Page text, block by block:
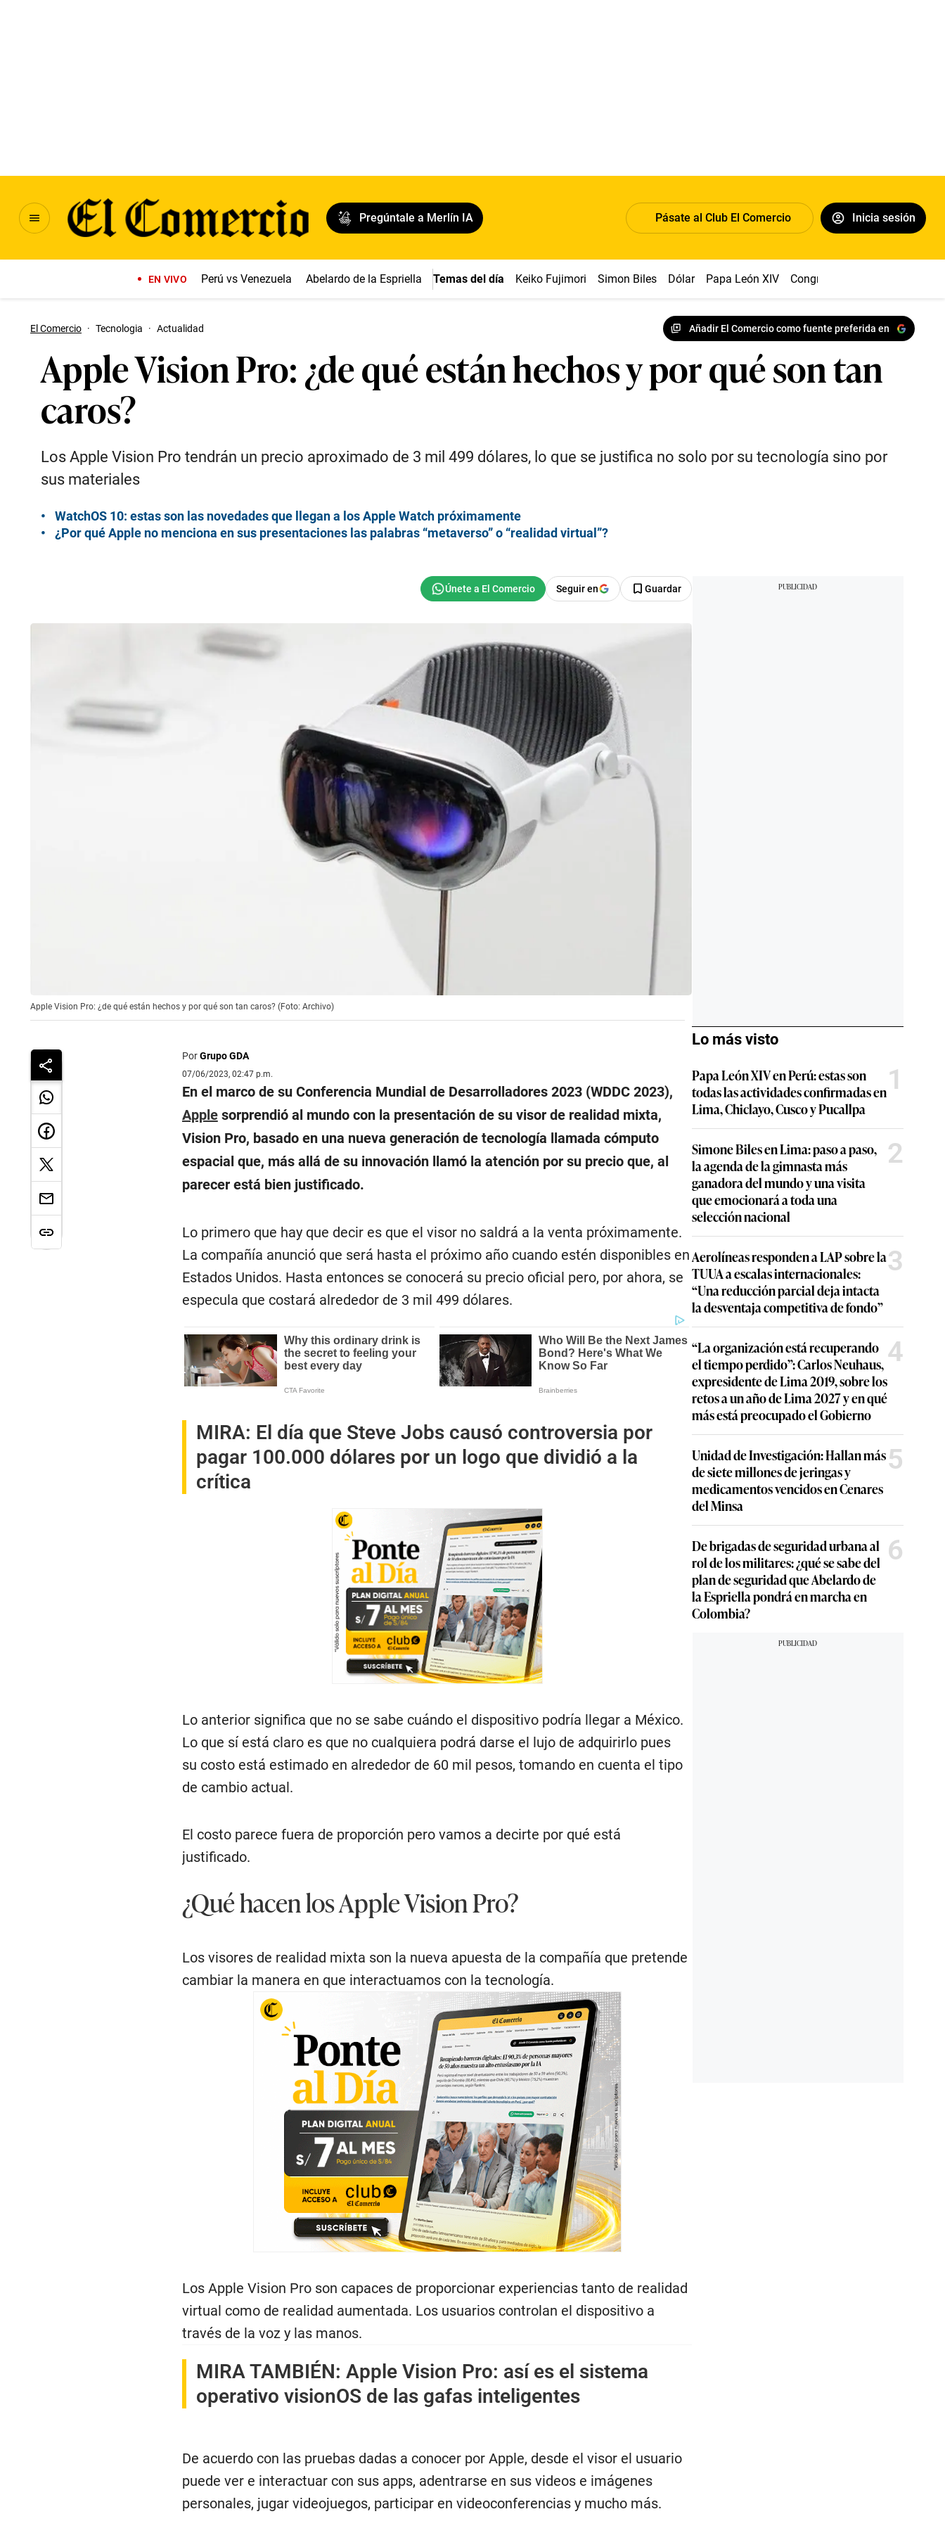
Pregúntale a Merlín IA Pásate al Club El Comercio Inicia sesión
EN VIVO Perú vs Venezuela Abelardo de la Espriella Temas del día Keiko Fujimori Simon Biles Dólar Papa León XIV Congreso
El Comercio · Tecnologia · Actualidad Añadir El Comercio como fuente preferida en
Apple Vision Pro: ¿de qué están hechos y por qué son tan
caros?
Los Apple Vision Pro tendrán un precio aproximado de 3 mil 499 dólares, lo que se justifica no solo por su tecnología sino por
sus materiales
WatchOS 10: estas son las novedades que llegan a los Apple Watch próximamente
¿Por qué Apple no menciona en sus presentaciones las palabras “metaverso” o “realidad virtual”?
Seguir en Guardar
Apple Vision Pro: ¿de qué están hechos y por qué son tan caros? (Foto: Archivo)
PorGrupo GDA
07/06/2023, 02:47 p.m.
En el marco de su Conferencia Mundial de Desarrolladores 2023 (WDDC 2023),
Applesorprendió al mundo con la presentación de su visor de realidad mixta,
Vision Pro, basado en una nueva generación de tecnología llamada cómputo
espacial que, más allá de su innovación llamó la atención por su precio que, al
parecer está bien justificado.
Lo primero que hay que decir es que el visor no saldrá a la venta próximamente.
La compañía anunció que será hasta el próximo año cuando estén disponibles en
Estados Unidos. Hasta entonces se conocerá su precio oficial pero, por ahora, se
especula que costará alrededor de 3 mil 499 dólares.
MIRA: El día que Steve Jobs causó controversia por
pagar 100.000 dólares por un logo que dividió a la
crítica
Lo anterior significa que no se sabe cuándo el dispositivo podría llegar a México.
Lo que sí está claro es que no cualquiera podrá darse el lujo de adquirirlo pues
su costo está estimado en alrededor de 60 mil pesos, tomando en cuenta el tipo
de cambio actual.
El costo parece fuera de proporción pero vamos a decirte por qué está
justificado.
¿Qué hacen los Apple Vision Pro?
Los visores de realidad mixta son la nueva apuesta de la compañía que pretende
cambiar la manera en que interactuamos con la tecnología.
Los Apple Vision Pro son capaces de proporcionar experiencias tanto de realidad
virtual como de realidad aumentada. Los usuarios controlan el dispositivo a
través de la voz y las manos.
MIRA TAMBIÉN: Apple Vision Pro: así es el sistema
operativo visionOS de las gafas inteligentes
De acuerdo con las pruebas dadas a conocer por Apple, desde el visor el usuario
puede ver e interactuar con sus apps, adentrarse en sus videos e imágenes
personales, jugar videojuegos, participar en videoconferencias y mucho más.
Lo más visto
Papa León XIV en Perú: estas son
todas las actividades confirmadas en
Lima, Chiclayo, Cusco y Pucallpa
1
Simone Biles en Lima: paso a paso,
la agenda de la gimnasta más
ganadora del mundo y una visita
que emocionará a toda una
selección nacional
2
Aerolíneas responden a LAP sobre la
TUUA a escalas internacionales:
“Una reducción parcial deja intacta
la desventaja competitiva de fondo”
3
“La organización está recuperando
el tiempo perdido”: Carlos Neuhaus,
expresidente de Lima 2019, sobre los
retos a un año de Lima 2027 y en qué
más está preocupado el Gobierno
4
Unidad de Investigación: Hallan más
de siete millones de jeringas y
medicamentos vencidos en Cenares
del Minsa
5
De brigadas de seguridad urbana al
rol de los militares: ¿qué se sabe del
plan de seguridad que Abelardo de
la Espriella pondrá en marcha en
Colombia?
6